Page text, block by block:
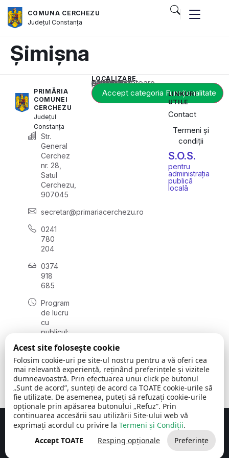
COMUNA CERCHEZU
JudețulConstanța
Șimișna
PRIMĂRIA
COMUNEI
CERCHEZU
Județul
Constanța
Str.
General
Cerchez
nr. 28,
Satul
Cerchezu,
907045
secretar@primariacerchezu.ro
0241
780
204
0374
918
685
Program
de lucru
cu
publicul:
08:00 -
16:30
, vineri:
08:00 -
14:00
LOCALIZARE
Acest conținut este blocat până când acceptați categoria corespunzătoare de cookie-uri.
Accept categoria Funcționalitate
LINKURI
UTILE
Contact
Termeni și
condiții
S.O.S.
pentru
administrația
publică
locală
Comuna Cerchezu © 2026Toate drepturile rezervate
Concept realizat de Big Media Relații Publice SRL
Acest site folosește cookie
Folosim cookie-uri pe site-ul nostru pentru a vă oferi cea
mai relevantă experiență, reținând preferințele și vizitele
dumneavoastră. Prin efectuarea unui click pe butonul
„Sunt de acord”, sunteți de acord ca TOATE cookie-urile să
fie utilizate. De asemenea, puteți să refuzați cookie-urile
opționale prin apăsarea butonului „Refuz”. Prin
continuarea accesării sau utilizării Site-ului web vă
exprimați acordul cu privire la Termeni și Condiții.
Accept TOATE
Resping opționale Preferințe